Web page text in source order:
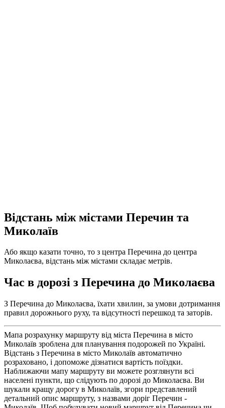
Відстань між містами Перечин та
Миколаїв
Або якщо казати точно, то з центра Перечина до центра
Миколаєва, відстань між містами складає метрів.
Час в дорозі з Перечина до Миколаєва
З Перечина до Миколаєва, їхати хвилин, за умови дотримання
правил дорожнього руху, та відсутності перешкод та заторів.
Мапа розрахунку маршруту від міста Перечина в місто
Миколаїв зроблена для планування подорожей по Україні.
Відстань з Перечина в місто Миколаїв автоматично
розраховано, і допоможе дізнатися вартість поїздки.
Наближаючи мапу маршруту ви можете розглянути всі
населені пункти, що слідують по дорозі до Миколаєва. Ви
шукали кращу дорогу в Миколаїв, згори представлений
детальний опис маршруту, з назвами доріг Перечин -